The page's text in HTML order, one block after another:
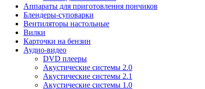
Аппараты для приготовления пончиков
Блендеры-суповарки
Вентиляторы настольные
Вилки
Карточки на бензин
Аудио-видео
DVD плееры
Акустические системы 2.0
Акустические системы 2.1
Акустические системы 1.0